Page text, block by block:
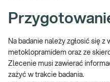
Na badanie należy zgłosić się
metoklopramidem oraz ze
Zlecenie musi zawierać
zażyć w trakcie badania.